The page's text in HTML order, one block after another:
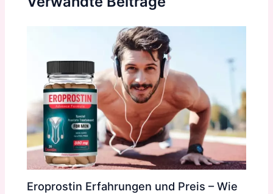
Eroprostin Erfahrungen und Preis – Wie